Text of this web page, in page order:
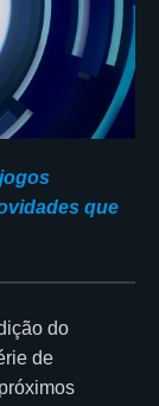
que
do
de